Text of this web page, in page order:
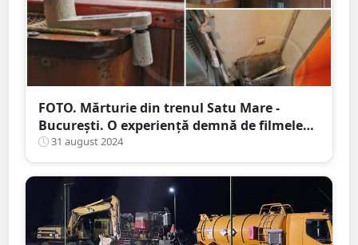
FOTO. Mărturie din trenul Satu Mare -
București. O experiență demnă de filmele
de groază
31 august 2024